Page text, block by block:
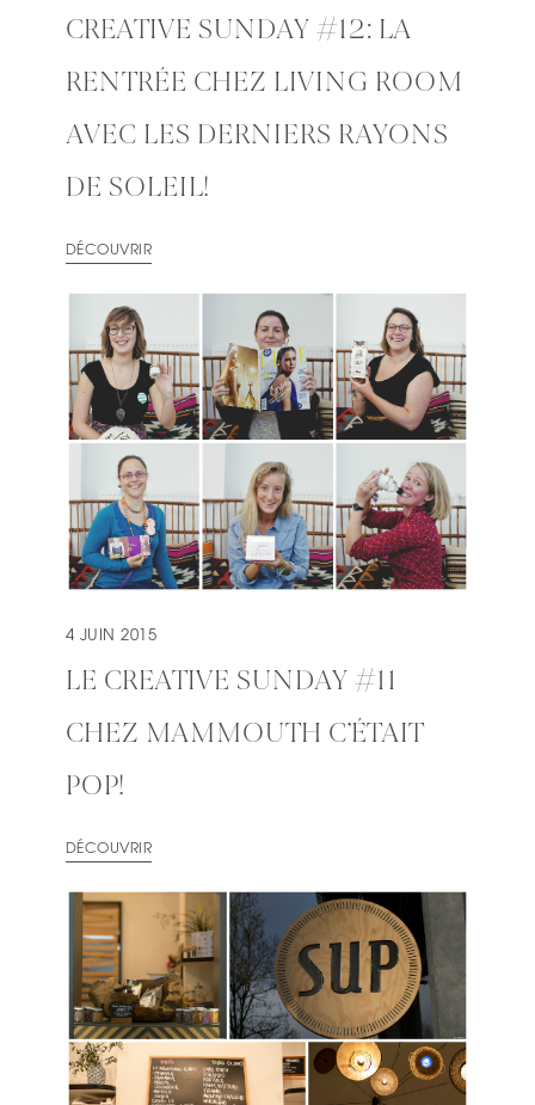
CREATIVE SUNDAY #12: LA
RENTRÉE CHEZ LIVING ROOM
AVEC LES DERNIERS RAYONS
DE SOLEIL!
DÉCOUVRIR
4 JUIN 2015
LE CREATIVE SUNDAY #11
CHEZ MAMMOUTH C’ÉTAIT
POP!
DÉCOUVRIR